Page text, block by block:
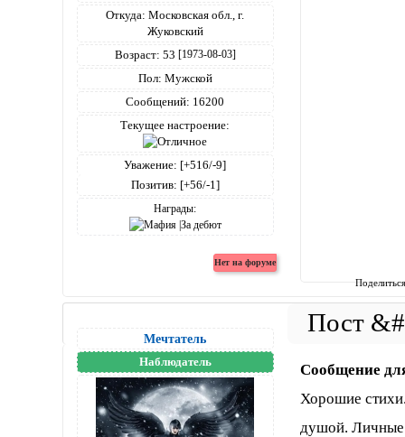
Откуда: Московская обл., г.
Жуковский
Возраст: 53 [1973-08-03]
Пол: Мужской
Сообщений: 16200
Текущее настроение:
Уважение: [+516/-9]
Позитив: [+56/-1]
Награды:
Мечтатель
Наблюдатель
Сообщение
Хорошие
душой. Личные